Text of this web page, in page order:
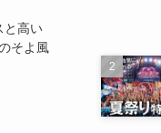
と高い
そよ風